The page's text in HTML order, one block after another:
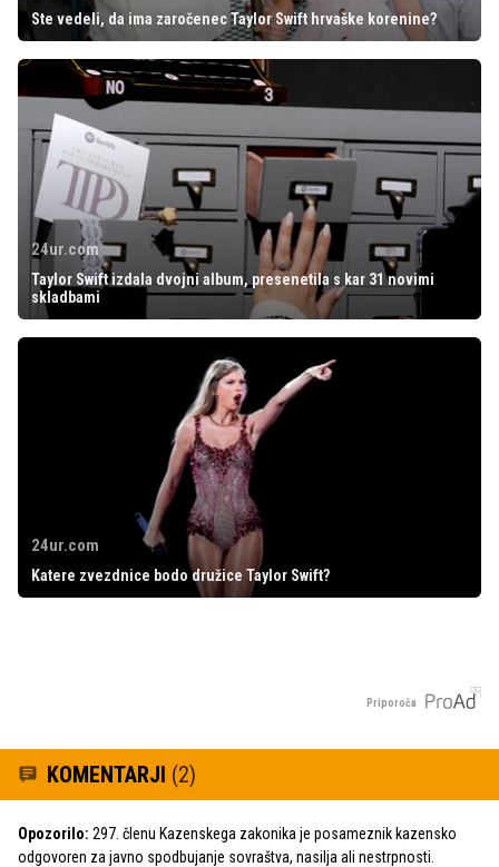
Ste vedeli, da ima zaročenec Taylor Swift hrvaške korenine?
24ur.com
Taylor Swift izdala dvojni album, presenetila s kar 31 novimi
skladbami
24ur.com
Katere zvezdnice bodo družice Taylor Swift?
Priporoča
KOMENTARJI (2)
Opozorilo: 297. členu Kazenskega zakonika je posameznik kazensko
odgovoren za javno spodbujanje sovraštva, nasilja ali nestrpnosti.